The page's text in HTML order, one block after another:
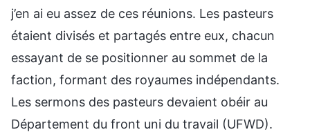
j’en ai eu assez de ces réunions. Les pasteurs
étaient divisés et partagés entre eux, chacun
essayant de se positionner au sommet de la
faction, formant des royaumes indépendants.
Les sermons des pasteurs devaient obéir au
Département du front uni du travail (UFWD).